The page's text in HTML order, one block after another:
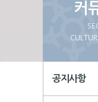
커
공지사항